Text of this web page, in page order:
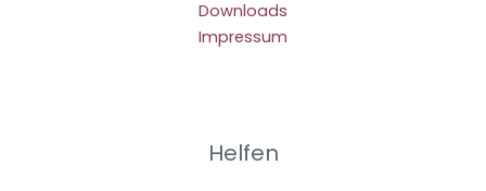
Downloads
Impressum
Helfen